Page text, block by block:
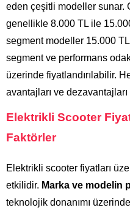
eden çeşitli modeller sunar.
genellikle 8.000 TL ile
segment modeller 15.000
segment ve performans
üzerinde fiyatlandırılabilir.
avantajları ve
Elektrikli Scooter
Faktörler
Elektrikli scooter fiyatları
etkilidir. Marka ve modelin
teknolojik donanımı